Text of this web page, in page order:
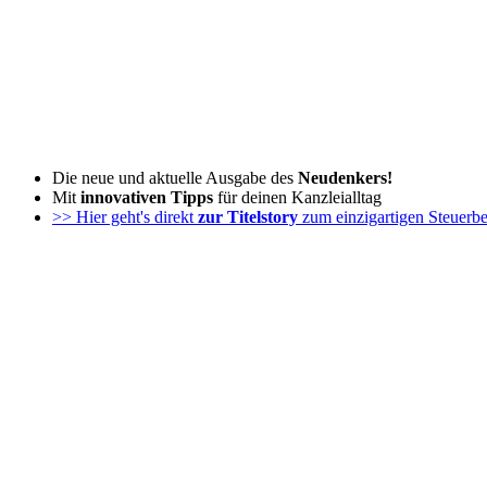
Die neue und aktuelle Ausgabe des Neudenkers!
Mit innovativen Tipps für deinen Kanzleialltag
>> Hier geht's direkt zur Titelstory zum einzigartigen